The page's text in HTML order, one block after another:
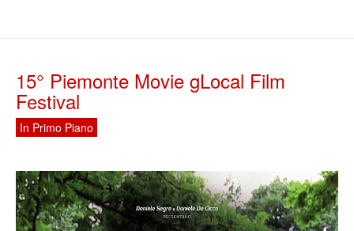
15° Piemonte Movie gLocal Film
Festival
In Primo Piano